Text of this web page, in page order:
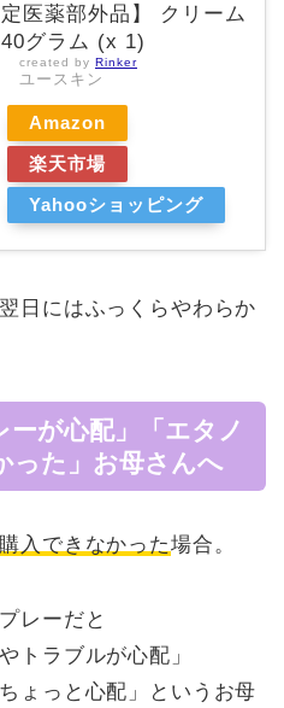
定医薬部外品】 クリーム
40グラム (x 1)
created by Rinker
ユースキン
Amazon
楽天市場
Yahooショッピング
日にはふっくらやわらか
ーが心配」「エタノ
った」お母さんへ
入できなかった場合。
レーだと
トラブルが心配」
ょっと心配」というお母